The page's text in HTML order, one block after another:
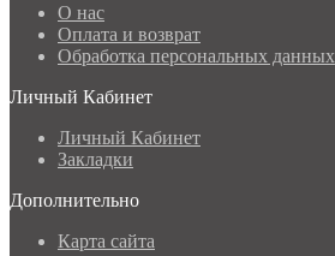
О нас
Оплата и возврат
Обработка персональных данных
Личный Кабинет
Личный Кабинет
Закладки
Дополнительно
Карта сайта